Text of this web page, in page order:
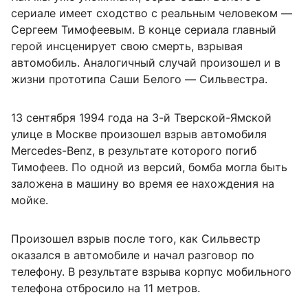
сериале имеет сходство с реальным человеком —
Сергеем Тимофеевым. В конце сериала главный
герой инсценирует свою смерть, взрывая
автомобиль. Аналогичный случай произошел и в
жизни прототипа Саши Белого — Сильвестра.
13 сентября 1994 года на 3-й Тверской-Ямской
улице в Москве произошел взрыв автомобиля
Mercedes-Benz, в результате которого погиб
Тимофеев. По одной из версий, бомба могла быть
заложена в машину во время ее нахождения на
мойке.
Произошел взрыв после того, как Сильвестр
оказался в автомобиле и начал разговор по
телефону. В результате взрыва корпус мобильного
телефона отбросило на 11 метров.